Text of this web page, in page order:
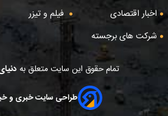
اخبار اقتصادی
فیلم و تیزر
شرکت های برجسته
تمام حقوق این سایت متعلق به
طراحی سایت خبری و